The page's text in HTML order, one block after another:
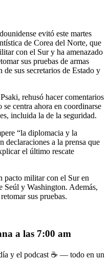
evitó este martes
de Corea del Norte, que
con el Sur y ha amenazado
sus pruebas de armas
sus secretarios de Estado y
rehusó hacer comentarios
centra ahora en coordinarse
incluida la de la seguridad.
“la diplomacia y la
declaraciones a la prensa que
el último rescate
pacto militar con el Sur en
Seúl y Washington. Además,
sus pruebas.
a las 7:00 am
y el podcast ☕ — todo en un